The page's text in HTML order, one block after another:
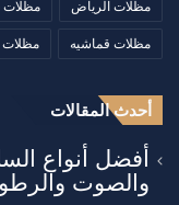
مظلات الرياض مظلات
مظلات قماشيه مظلات
أحدث المقالات
أفضل أنواع
والصوت